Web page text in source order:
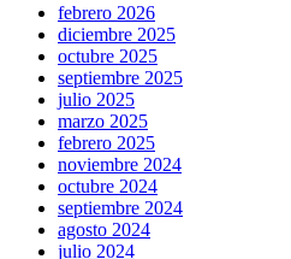
febrero 2026
diciembre 2025
octubre 2025
septiembre 2025
julio 2025
marzo 2025
febrero 2025
noviembre 2024
octubre 2024
septiembre 2024
agosto 2024
julio 2024